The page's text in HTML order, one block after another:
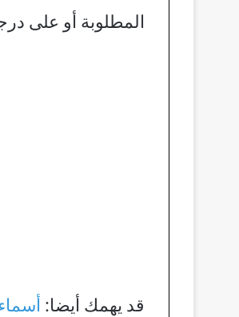
المطلوبة أو على
قد يهمك أيضا: